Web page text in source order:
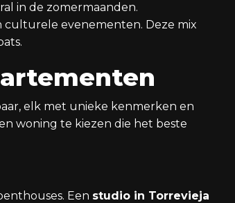
in de zomermaanden.
culturele evenementen. Deze mix
elk met unieke kenmerken en
woning te kiezen die het beste
Een studio in Torrevieja